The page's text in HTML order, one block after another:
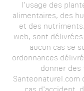
l'usage des
alimentaires, des
et des
web, sont
aucun cas se
ordonnances
donner
Santeonaturel.com